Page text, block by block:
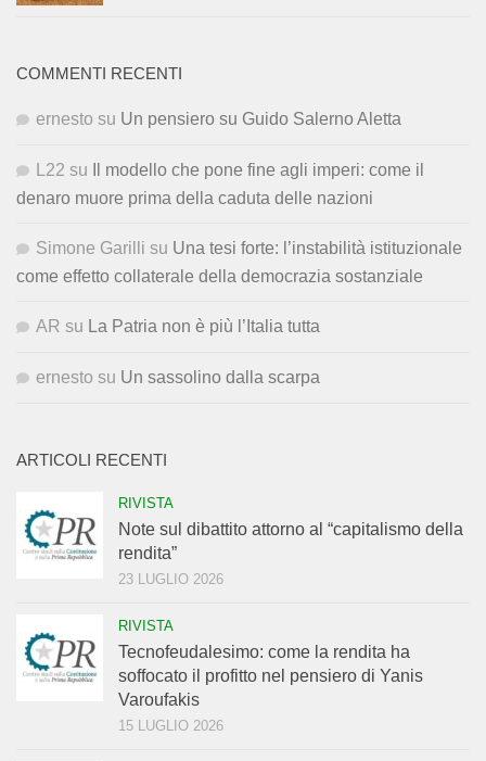
COMMENTI RECENTI
ernesto su Un pensiero su Guido Salerno Aletta
L22 su
Il modello che pone fine agli imperi: come il
denaro muore prima della caduta delle nazioni
Simone Garilli su Una tesi forte: l’instabilità istituzionale
come effetto collaterale della democrazia sostanziale
AR su La Patria non è più l’Italia tutta
ernesto su Un sassolino dalla scarpa
ARTICOLI RECENTI
RIVISTA
Note sul dibattito attorno al “capitalismo della
rendita”
23 LUGLIO 2026
RIVISTA
Tecnofeudalesimo: come la rendita ha
soffocato il profitto nel pensiero di Yanis
Varoufakis
15 LUGLIO 2026